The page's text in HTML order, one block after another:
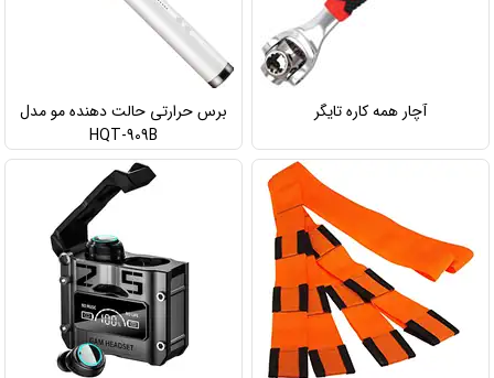
آچار همه کاره تایگر
برس حرارتی حالت دهنده مو مدل
HQT-909B